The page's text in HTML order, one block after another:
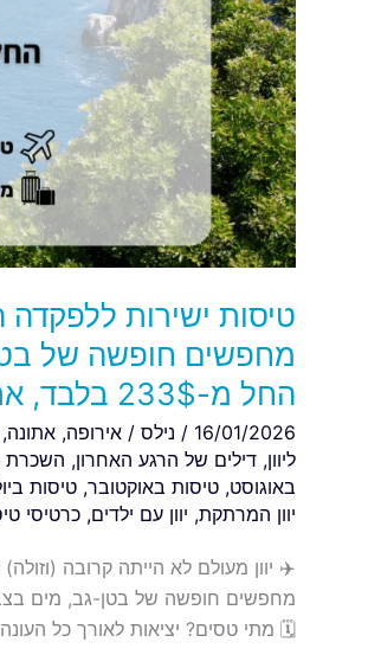
מחפשים חופשה של
החל מ-233$ בלבד, אתם בדרך לגן עדן! 🏝️
16/01/2026
/ נילס / אירופה, אתונה,
ליוון, דילים של הרגע האחרון, השכרת
באוגוסט, טיסות באוקטובר, טיסות
יוון המרתקת, יוון עם ילדים, כרטיסי
🗓️ מתי טסים? יציאות לאורך כל העונה: מאי – אוקטובר 2026 (כולל יולי-
החופים
הכי
יפים
ביוון!
🇬🇷
מחפשים
חופשה
של
בטן-גב,
בצבע
טורקיז
עמוק
יווני
משובח?
החל
בלבד,
אתם
בדרך